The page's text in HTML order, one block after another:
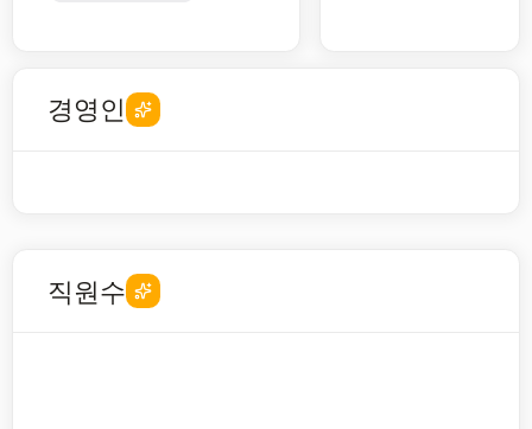
경영인
직원수